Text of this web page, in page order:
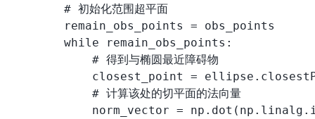
        # 初始化范围超平面
        remain_obs_points = obs_points
        while remain_obs_points:
            # 得到与椭圆最近障碍物
closest_point =
            # 计算该处的切平面的法向量
norm_vector =